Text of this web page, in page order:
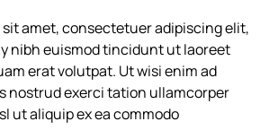
sit amet, consectetuer adipiscing elit,
nibh euismod tincidunt ut laoreet
erat volutpat. Ut wisi enim ad
nostrud exerci tation ullamcorper
ut aliquip ex ea commodo